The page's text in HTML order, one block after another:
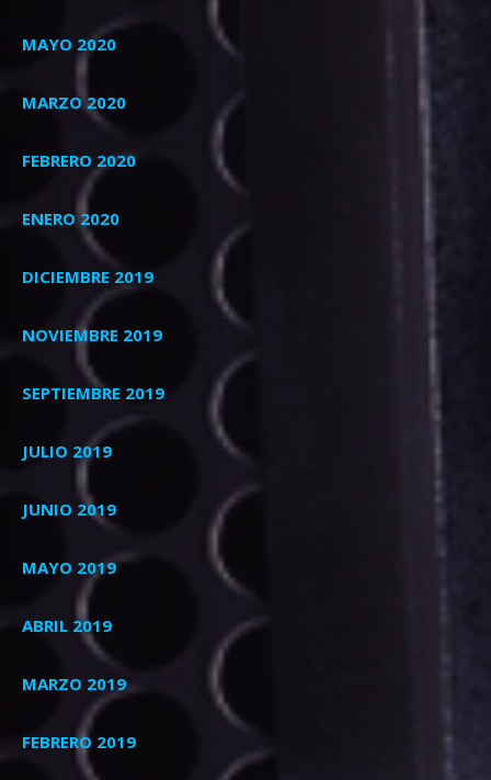
MAYO 2020
MARZO 2020
FEBRERO 2020
ENERO 2020
DICIEMBRE 2019
NOVIEMBRE 2019
SEPTIEMBRE 2019
JULIO 2019
JUNIO 2019
MAYO 2019
ABRIL 2019
MARZO 2019
FEBRERO 2019